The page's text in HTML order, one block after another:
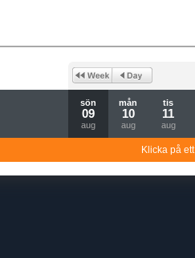
sön
09
aug
mån
10
aug
tis
11
aug
Klicka på